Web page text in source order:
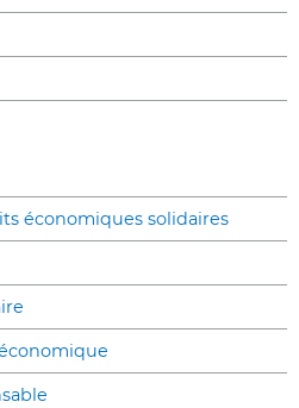
économiques solidaires